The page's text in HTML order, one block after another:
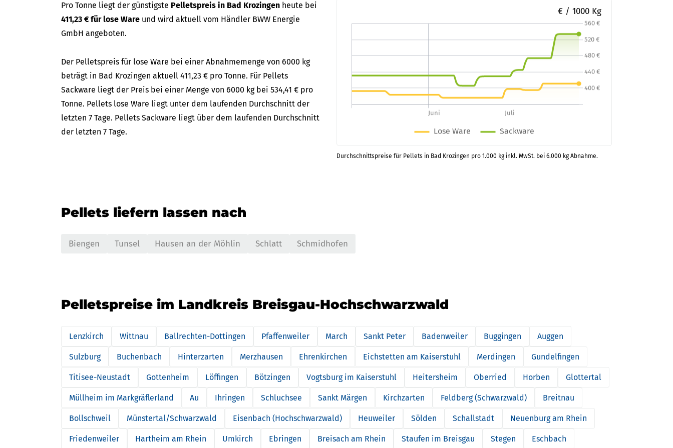
Pro Tonne liegt der günstigste Pelletspreis in Bad Krozingen heute bei
411,23 € für lose Ware und wird aktuell vom Händler BWW Energie
GmbH angeboten.
Der Pelletspreis für lose Ware bei einer Abnahmemenge von 6000 kg
beträgt in Bad Krozingen aktuell 411,23 € pro Tonne. Für Pellets
Sackware liegt der Preis bei einer Menge von 6000 kg bei 534,41 € pro
Tonne. Pellets lose Ware liegt unter dem laufenden Durchschnitt der
letzten 7 Tage. Pellets Sackware liegt über dem laufenden Durchschnitt
der letzten 7 Tage.
€ / 1000 Kg
Durchschnittspreise für Pellets in Bad Krozingen pro 1.000 kg inkl. MwSt. bei 6.000 kg Abnahme.
Pellets liefern lassen nach
Biengen Tunsel Hausen an der Möhlin Schlatt Schmidhofen
Pelletspreise im Landkreis Breisgau-Hochschwarzwald
Lenzkirch Wittnau Ballrechten-Dottingen Pfaffenweiler March Sankt Peter Badenweiler Buggingen Auggen
Sulzburg Buchenbach Hinterzarten Merzhausen Ehrenkirchen Eichstetten am Kaiserstuhl Merdingen Gundelfingen
Titisee-Neustadt Gottenheim Löffingen Bötzingen Vogtsburg im Kaiserstuhl Heitersheim Oberried Horben Glottertal
Müllheim im Markgräflerland Au Ihringen Schluchsee Sankt Märgen Kirchzarten Feldberg (Schwarzwald) Breitnau
Bollschweil Münstertal/Schwarzwald Eisenbach (Hochschwarzwald) Heuweiler Sölden Schallstadt Neuenburg am Rhein
Friedenweiler Hartheim am Rhein Umkirch Ebringen Breisach am Rhein Staufen im Breisgau Stegen Eschbach